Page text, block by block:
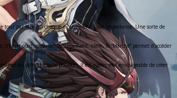
tour par tour où chaque mouvement a son importance. Une sorte de
ou d’optimiser l’équipement. Idem, le “Marché” permet d’accéder
ou défendre telle position. Il est également envisageable de créer